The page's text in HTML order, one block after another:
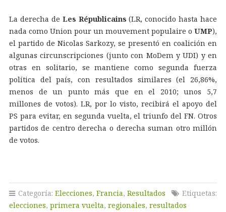
La derecha de Les Républicains (LR, conocido hasta hace
nada como Union pour un mouvement populaire oUMP),
el partido de Nicolas Sarkozy, se presentó en coalición en
algunas circunscripciones (junto con MoDem y UDI) y en
otras en solitario, se mantiene como segunda fuerza
política del país, con resultados similares (el 26,86%,
menos de un punto más que en el 2010; unos 5,7
millones de votos). LR, por lo visto, recibirá el apoyo del
PS para evitar, en segunda vuelta, el triunfo del FN. Otros
partidos de centro derecha o derecha suman otro millón
de votos.
Categoría: Elecciones, Francia, Resultados
Etiquetas:
elecciones, primera vuelta, regionales, resultados